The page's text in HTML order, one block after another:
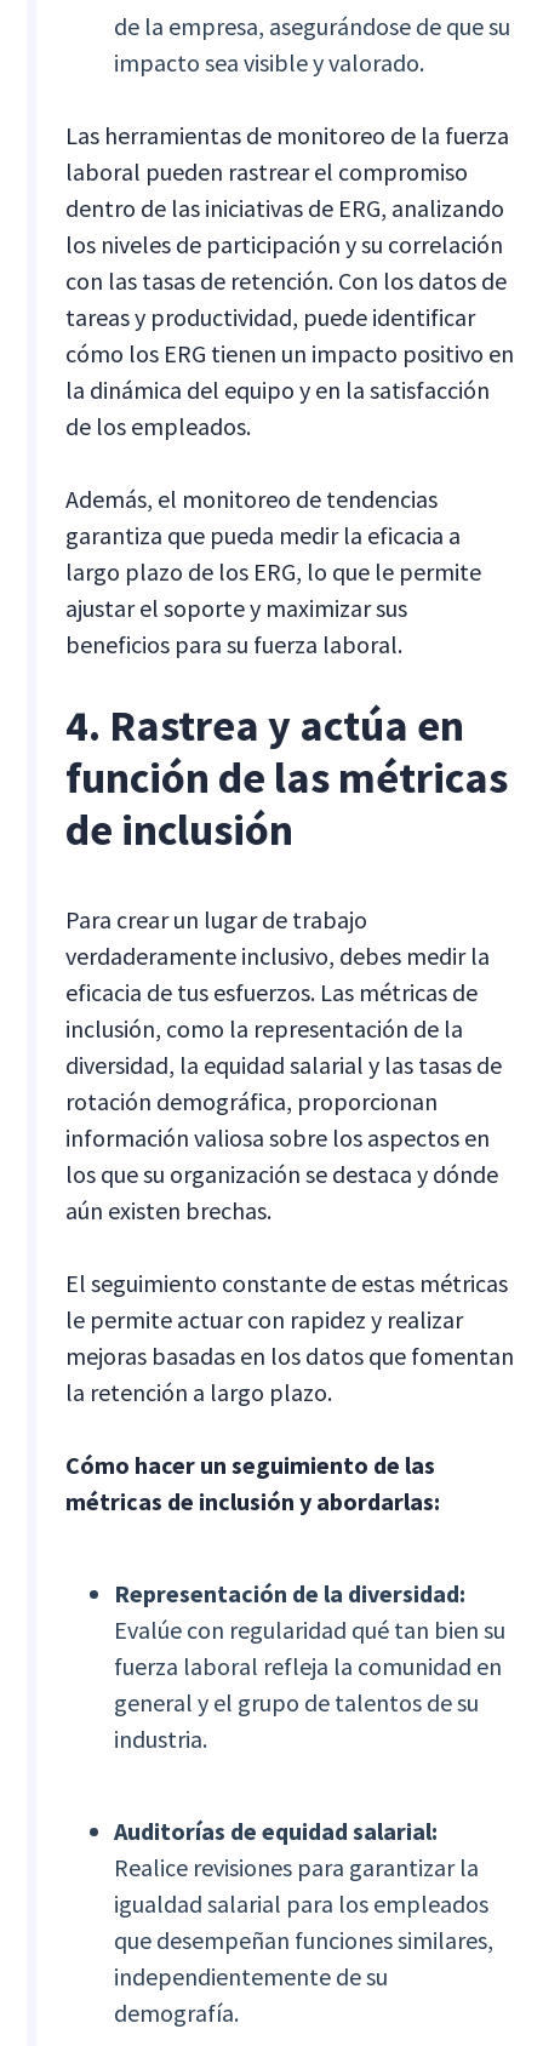
de la empresa, asegurándose de que su
impacto sea visible y valorado.
Las herramientas de monitoreo de la fuerza
laboral pueden rastrear el compromiso
dentro de las iniciativas de ERG, analizando
los niveles de participación y su correlación
con las tasas de retención. Con los datos de
tareas y productividad, puede identificar
cómo los ERG tienen un impacto positivo en
la dinámica del equipo y en la satisfacción
de los empleados.
Además, el monitoreo de tendencias
garantiza que pueda medir la eficacia a
largo plazo de los ERG, lo que le permite
ajustar el soporte y maximizar sus
beneficios para su fuerza laboral.
4. Rastrea y actúa en
función de las métricas
de inclusión
Para crear un lugar de trabajo
verdaderamente inclusivo, debes medir la
eficacia de tus esfuerzos. Las métricas de
inclusión, como la representación de la
diversidad, la equidad salarial y las tasas de
rotación demográfica, proporcionan
información valiosa sobre los aspectos en
los que su organización se destaca y dónde
aún existen brechas.
El seguimiento constante de estas métricas
le permite actuar con rapidez y realizar
mejoras basadas en los datos que fomentan
la retención a largo plazo.
Cómo hacer un seguimiento de las
métricas de inclusión y abordarlas:
Representación de la diversidad:
Evalúe con regularidad qué tan bien su
fuerza laboral refleja la comunidad en
general y el grupo de talentos de su
industria.
Auditorías de equidad salarial:
Realice revisiones para garantizar la
igualdad salarial para los empleados
que desempeñan funciones similares,
independientemente de su
demografía.